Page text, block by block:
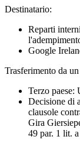
Destinatario:
Reparti
Google
Trasferimento da un
Terzo paese:
Decisione di
clausole
Gira
49 par. 1 lit.